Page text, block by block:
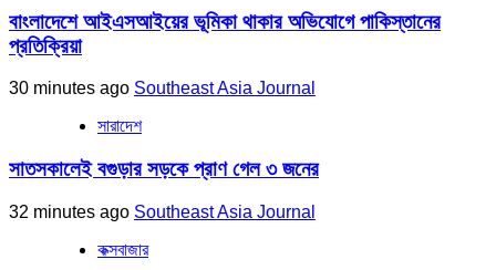
বাংলাদেশে আইএসআইয়ের ভূমিকা থাকার অভিযোগে পাকিস্তানের
প্রতিক্রিয়া
30 minutes ago Southeast Asia Journal
সারাদেশ
সাতসকালেই বগুড়ার সড়কে প্রাণ গেল ৩ জনের
32 minutes ago Southeast Asia Journal
কক্সবাজার